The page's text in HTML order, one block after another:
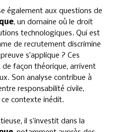
également aux questions de
, un domaine où le droit
technologiques. Qui est
de recrutement discrimine
s’applique ? Ces
façon théorique, arrivent
Son analyse contribue à
responsabilité civile,
contexte inédit.
il s’investit dans la